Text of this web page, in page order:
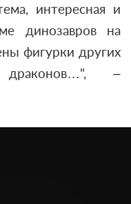
интересная и
динозавров на
фигурки других
–